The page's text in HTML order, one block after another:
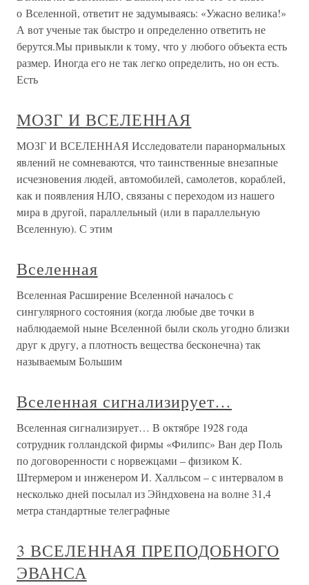
о Вселенной, ответит не задумываясь: «Ужасно велика!»
А вот ученые так быстро и определенно ответить не
берутся.Мы привыкли к тому, что у любого объекта есть
размер. Иногда его не так легко определить, но он есть.
Есть
МОЗГ И ВСЕЛЕННАЯ
МОЗГ И ВСЕЛЕННАЯ Исследователи паранормальных
явлений не сомневаются, что таинственные внезапные
исчезновения людей, автомобилей, самолетов, кораблей,
как и появления НЛО, связаны с переходом из нашего
мира в другой, параллельный (или в параллельную
Вселенную). С этим
Вселенная
Вселенная Расширение Вселенной началось с
сингулярного состояния (когда любые две точки в
наблюдаемой ныне Вселенной были сколь угодно близки
друг к другу, а плотность вещества бесконечна) так
называемым Большим
Вселенная сигнализирует…
Вселенная сигнализирует… В октябре 1928 года
сотрудник голландской фирмы «Филипс» Ван дер Поль
по договоренности с норвежцами – физиком К.
Штермером и инженером И. Халльсом – с интервалом в
несколько дней посылал из Эйндховена на волне 31,4
метра стандартные телеграфные
3 ВСЕЛЕННАЯ ПРЕПОДОБНОГО
ЭВАНСА